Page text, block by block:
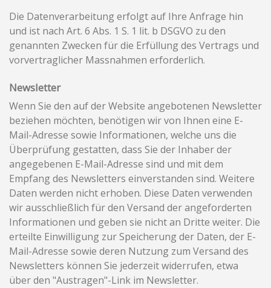
Die Datenverarbeitung erfolgt auf Ihre Anfrage hin
und ist nach Art. 6 Abs. 1 S. 1 lit. b DSGVO zu den
genannten Zwecken für die Erfüllung des Vertrags und
vorvertraglicher Massnahmen erforderlich.
Newsletter
Wenn Sie den auf der Website angebotenen Newsletter
beziehen möchten, benötigen wir von Ihnen eine E-
Mail-Adresse sowie Informationen, welche uns die
Überprüfung gestatten, dass Sie der Inhaber der
angegebenen E-Mail-Adresse sind und mit dem
Empfang des Newsletters einverstanden sind. Weitere
Daten werden nicht erhoben. Diese Daten verwenden
wir ausschließlich für den Versand der angeforderten
Informationen und geben sie nicht an Dritte weiter. Die
erteilte Einwilligung zur Speicherung der Daten, der E-
Mail-Adresse sowie deren Nutzung zum Versand des
Newsletters können Sie jederzeit widerrufen, etwa
über den "Austragen"-Link im Newsletter.